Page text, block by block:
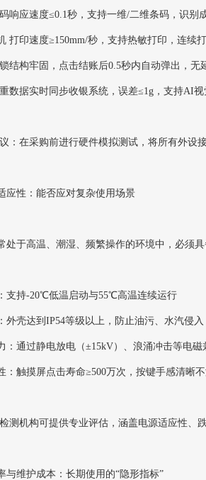
响应速度≤0.1秒，支持一维/二维条码，识别
打印速度≥150mm/秒，支持热敏打印，连续
结构牢固，点击结账后0.5秒内自动弹出，无
数据实时同步收银系统，误差≤1g，支持AI
：在采购前进行‌硬件模拟测试‌，将所有外设
应性：能否应对复杂使用场景
处于高温、潮湿、频繁操作的环境中，必须具
支持-20℃低温启动与55℃高温连续运行
外壳达到IP54等级以上，防止油污、水汽侵入
：通过静电放电（±15kV）、浪涌冲击等电磁
：触摸屏点击寿命≥500万次，按键手感清晰
测机构可提供专业评估，涵盖电源适应性、
与维护成本：长期使用的“隐形指标”